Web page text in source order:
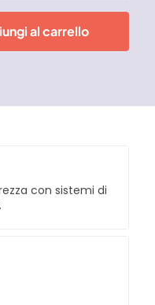
al carrello
con sistemi di